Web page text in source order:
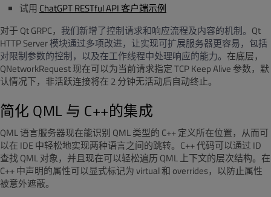
试用 ChatGPT RESTful API 客户端示例
对于 Qt GRPC， 我们新增了控制请求和响应流程及内容的机制。 Qt
HTTP Server模块通过多项改进，让实现可扩展服务器更容易，包括
对限制参数的控制，以及在工作线程中处理响应的能力。 在底层，
QNetworkRequest 现在可以为当前请求指定 TCP Keep Alive 参数，默
认情况下， 非活跃连接将在 2 分钟无活动后自动终止。
简化 QML 与 C++的集成
QML语言服务器现在能识别 QML类型的 C++定义所在位置，从而可
以在 IDE中轻松地实现两种语言之间的跳转。 C++代码可以通过 ID
查找QML对象，并且现在可以轻松遍历 QML上下文的层次结构。在
C++中声明的属性可以显式标记为virtual和 overrides，以防止属性
被意外遮蔽。